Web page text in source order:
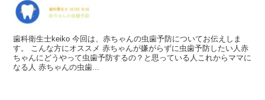
歯科衛生士keiko 今回は、赤ちゃんの虫歯予防についてお伝えしま
す。 こんな方にオススメ 赤ちゃんが嫌がらずに虫歯予防したい人赤
ちゃんにどうやって虫歯予防するの？と思っている人これからママに
なる人 赤ちゃんの虫歯...